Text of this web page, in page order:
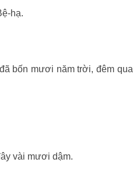
hạ.
bốn mươi năm trời, đêm qua
vài mươi dậm.